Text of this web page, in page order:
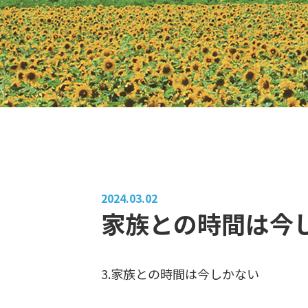
2024.03.02
家族との時間は今
3.家族との時間は今しかない